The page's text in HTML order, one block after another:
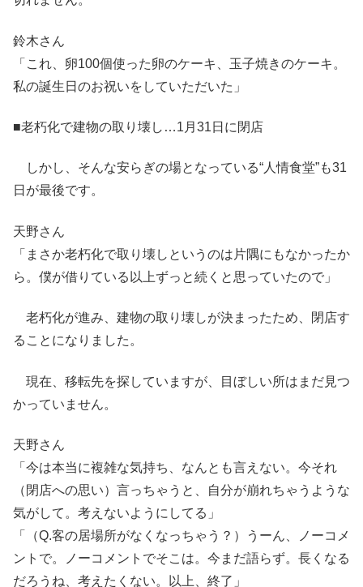
鈴木さん
「これ、卵100個使った卵のケーキ、玉子焼きのケーキ。
私の誕生日のお祝いをしていただいた」
■老朽化で建物の取り壊し…1月31日に閉店
しかし、そんな安らぎの場となっている“人情食堂”も31
日が最後です。
天野さん
「まさか老朽化で取り壊しというのは片隅にもなかったか
ら。僕が借りている以上ずっと続くと思っていたので」
老朽化が進み、建物の取り壊しが決まったため、閉店す
ることになりました。
現在、移転先を探していますが、目ぼしい所はまだ見つ
かっていません。
天野さん
「今は本当に複雑な気持ち、なんとも言えない。今それ
（閉店への思い）言っちゃうと、自分が崩れちゃうような
気がして。考えないようにしてる」
「（Q.客の居場所がなくなっちゃう？）うーん、ノーコメ
ントで。ノーコメントでそこは。今まだ語らず。長くなる
だろうね、考えたくない。以上、終了」